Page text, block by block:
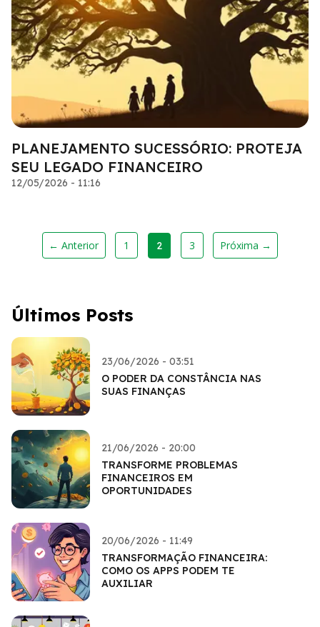
PLANEJAMENTO SUCESSÓRIO: PROTEJA
SEU LEGADO FINANCEIRO
12/05/2026 - 11:16
← Anterior 1 2 3 Próxima →
Últimos Posts
23/06/2026 - 03:51
O PODER DA CONSTÂNCIA NAS
SUAS FINANÇAS
21/06/2026 - 20:00
TRANSFORME PROBLEMAS
FINANCEIROS EM
OPORTUNIDADES
20/06/2026 - 11:49
TRANSFORMAÇÃO FINANCEIRA:
COMO OS APPS PODEM TE
AUXILIAR